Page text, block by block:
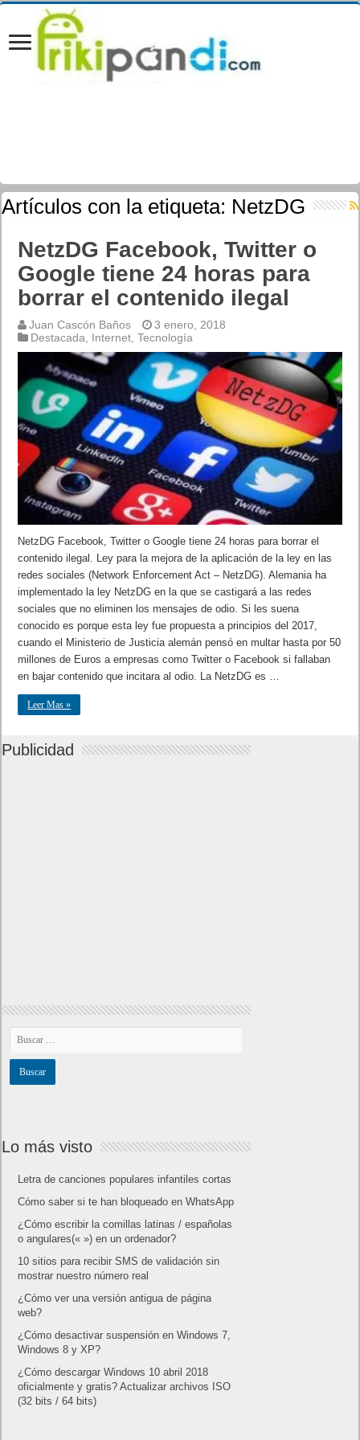
Artículos con la etiqueta: NetzDG
NetzDG Facebook, Twitter o
Google tiene 24 horas para
borrar el contenido ilegal
Juan Cascón Baños
3 enero, 2018
Destacada
Internet ,Tecnología
NetzDG Facebook, Twitter o Google tiene 24 horas para borrar el
contenido ilegal. Ley para la mejora de la aplicación de la ley en las
redes sociales (Network Enforcement Act – NetzDG). Alemania ha
implementado la ley NetzDG en la que se castigará a las redes
sociales que no eliminen los mensajes de odio. Si les suena
conocido es porque esta ley fue propuesta a principios del 2017,
cuando el Ministerio de Justicia alemán pensó en multar hasta por 50
millones de Euros a empresas como Twitter o Facebook si fallaban
en bajar contenido que incitara al odio. La NetzDG es …
Leer Mas »
Publicidad
Lo más visto
Letra de canciones populares infantiles cortas
Cómo saber si te han bloqueado en WhatsApp
¿Cómo escribir la comillas latinas / españolas
o angulares(« ») en un ordenador?
10 sitios para recibir SMS de validación sin
mostrar nuestro número real
¿Cómo ver una versión antigua de página
web?
¿Cómo desactivar suspensión en Windows 7,
Windows 8 y XP?
¿Cómo descargar Windows 10 abril 2018
oficialmente y gratis? Actualizar archivos ISO
(32 bits / 64 bits)